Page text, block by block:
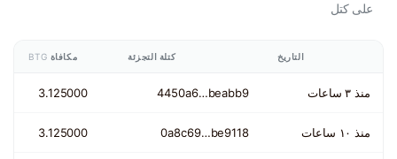
على كتل
التاريخ كتلة التجزئة مكافاة
منذ ٣ ساعات 4450a6…beabb9
3.125000
منذ ١٠ ساعات 0a8c69…be9118
3.125000